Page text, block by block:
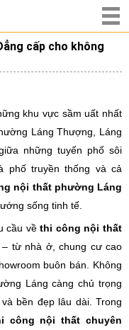
cấp cho không
khu vực sầm uất nhất
Láng Thượng, Láng
những tuyến phố sôi
phố truyền thống và cả
nội thất phường Láng
sống tinh tế.
cầu vềthi công nội thất
– từ nhà ở, chung cư cao
buôn bán. Không
Láng càng chủ trọng
bền đẹp lâu dài. Trong
công nội thất chuyên